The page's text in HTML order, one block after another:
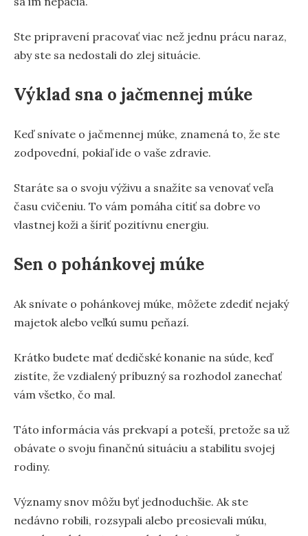
Ste pripravení pracovať viac než jednu prácu naraz,
aby ste sa nedostali do zlej situácie.
Výklad sna o jačmennej múke
Keď snívate o jačmennej múke, znamená to, že ste
zodpovední, pokiaľ ide o vaše zdravie.
Staráte sa o svoju výživu a snažíte sa venovať veľa
času cvičeniu. To vám pomáha cítiť sa dobre vo
vlastnej koži a šíriť pozitívnu energiu.
Sen o pohánkovej múke
Ak snívate o pohánkovej múke, môžete zdediť nejaký
majetok alebo veľkú sumu peňazí.
Krátko budete mať dedičské konanie na súde, keď
zistíte, že vzdialený príbuzný sa rozhodol zanechať
vám všetko, čo mal.
Táto informácia vás prekvapí a poteší, pretože sa už
obávate o svoju finančnú situáciu a stabilitu svojej
rodiny.
Významy snov môžu byť jednoduchšie. Ak ste
nedávno robili, rozsypali alebo preosievali múku,